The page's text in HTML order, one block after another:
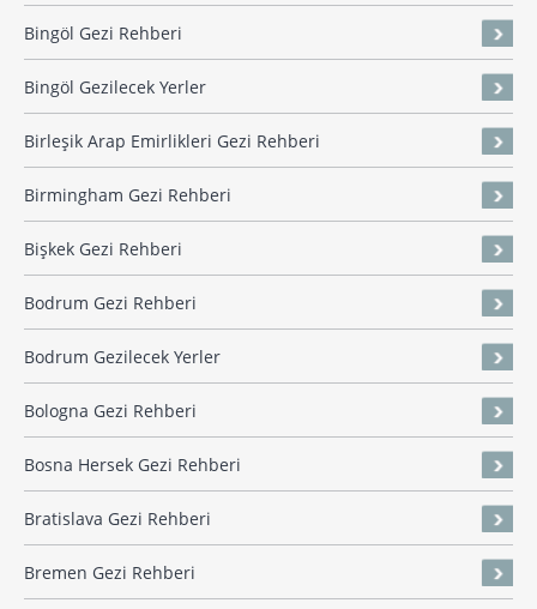
Bingöl Gezi Rehberi
Bingöl Gezilecek Yerler
Birleşik Arap Emirlikleri Gezi Rehberi
Birmingham Gezi Rehberi
Bişkek Gezi Rehberi
Bodrum Gezi Rehberi
Bodrum Gezilecek Yerler
Bologna Gezi Rehberi
Bosna Hersek Gezi Rehberi
Bratislava Gezi Rehberi
Bremen Gezi Rehberi